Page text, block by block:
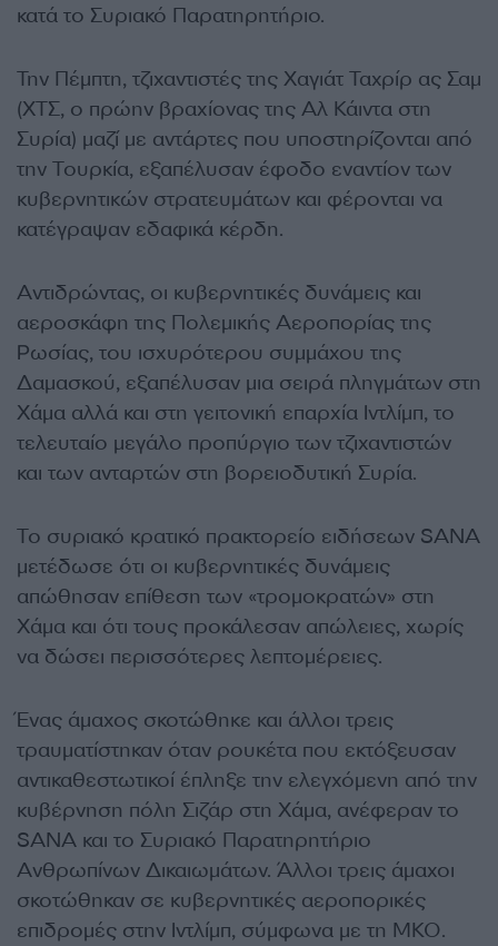
κατά το Συριακό Παρατηρητήριο.
Την Πέμπτη, τζιχαντιστές της Χαγιάτ Ταχρίρ ας Σαμ
(ΧΤΣ, ο πρώην βραχίονας της Αλ Κάιντα στη
Συρία) μαζί με αντάρτες που υποστηρίζονται από
την Τουρκία, εξαπέλυσαν έφοδο εναντίον των
κυβερνητικών στρατευμάτων και φέρονται να
κατέγραψαν εδαφικά κέρδη.
Αντιδρώντας, οι κυβερνητικές δυνάμεις και
αεροσκάφη της Πολεμικής Αεροπορίας της
Ρωσίας, του ισχυρότερου συμμάχου της
Δαμασκού, εξαπέλυσαν μια σειρά πληγμάτων στη
Χάμα αλλά και στη γειτονική επαρχία Ιντλίμπ, το
τελευταίο μεγάλο προπύργιο των τζιχαντιστών
και των ανταρτών στη βορειοδυτική Συρία.
Το συριακό κρατικό πρακτορείο ειδήσεων SANA
μετέδωσε ότι οι κυβερνητικές δυνάμεις
απώθησαν επίθεση των «τρομοκρατών» στη
Χάμα και ότι τους προκάλεσαν απώλειες, χωρίς
να δώσει περισσότερες λεπτομέρειες.
Ένας άμαχος σκοτώθηκε και άλλοι τρεις
τραυματίστηκαν όταν ρουκέτα που εκτόξευσαν
αντικαθεστωτικοί έπληξε την ελεγχόμενη από την
κυβέρνηση πόλη Σιζάρ στη Χάμα, ανέφεραν το
SANA και το Συριακό Παρατηρητήριο
Ανθρωπίνων Δικαιωμάτων. Άλλοι τρεις άμαχοι
σκοτώθηκαν σε κυβερνητικές αεροπορικές
επιδρομές στην Ιντλίμπ, σύμφωνα με τη ΜΚΟ.